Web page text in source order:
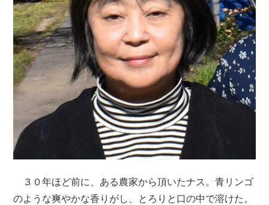
３０年ほど前に、ある農家から頂いたナス。青リンゴ
のような爽やかな香りがし、とろりと口の中で溶けた。